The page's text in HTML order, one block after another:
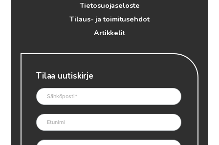
Tietosuojaseloste
Tilaus- ja toimitusehdot
Artikkelit
Tilaa uutiskirje